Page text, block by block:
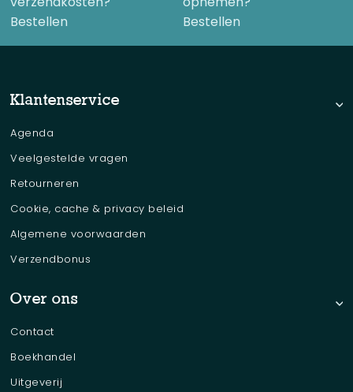
Bestellen
Bestellen
Klantenservice
Agenda
Veelgestelde vragen
Retourneren
Cookie, cache & privacy beleid
Algemene voorwaarden
Verzendbonus
Over ons
Contact
Boekhandel
Uitgeverij